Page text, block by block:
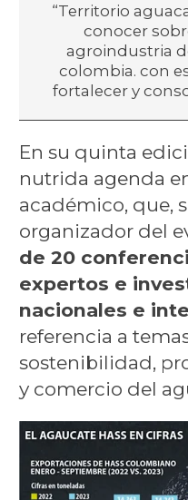
“Territorio
conocer
agroindustria
colombia. con
fortalecer y
En su quinta
nutrida agenda
académico, que,
organizador del
de 20
expertos e
nacionales e
referencia a
sostenibilidad,
y comercio del